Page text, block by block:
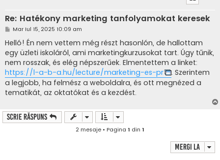
Re: Hatékony marketing tanfolyamokat keresek
M
s
a
j
Mar Iul 15, 2025 10:09 am
Helló! Én nem vettem még részt hasonlón, de hallottam
egy üzleti iskoláról, ami marketingkurzusokat tart. Úgy tűnik,
nem rosszak, és elég népszerűek. Elmentettem a linket:
https://l-a-b-a.hu/lecture/marketing-es-pr
. Szerintem
a legjobb, ha felmész a weboldalra, és ott megnézed a
tematikát, az oktatókat és a kezdést.
Scrie răspuns
2 mesaje • Pagina 1 din 1
Mergi la